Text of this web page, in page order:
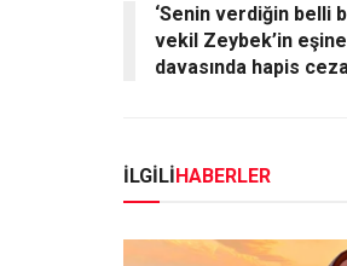
‘Senin verdiğin belli
vekil Zeybek’in
davasında hapis
İLGİLİ HABERLER